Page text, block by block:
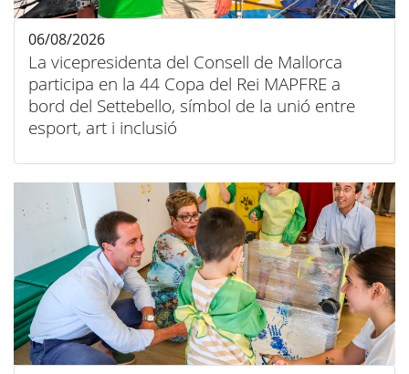
La vicepresidenta del Consell de Mallorca
participa en la 44 Copa del Rei MAPFRE a
bord del Settebello, símbol de la unió entre
esport, art i inclusió
06/08/2026